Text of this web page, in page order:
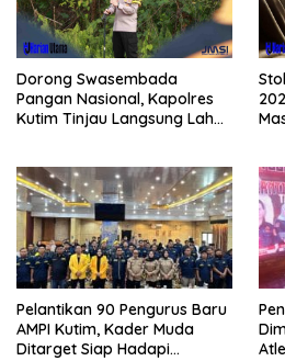
Dorong Swasembada
Pangan Nasional, Kapolres
Kutim Tinjau Langsung Lahan
Pelantikan 90 Pengurus Baru
AMPI Kutim, Kader Muda
Ditarget Siap Hadapi